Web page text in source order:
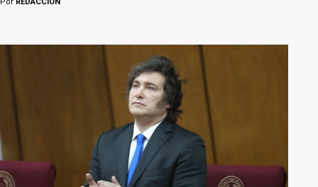
Por REDACCION